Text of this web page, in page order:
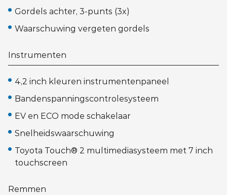
Gordels achter, 3-punts (3x)
Waarschuwing vergeten gordels
Instrumenten
4,2 inch kleuren instrumentenpaneel
Bandenspanningscontrolesysteem
EV en ECO mode schakelaar
Snelheidswaarschuwing
Toyota Touch® 2 multimediasysteem met 7 inch
touchscreen
Remmen